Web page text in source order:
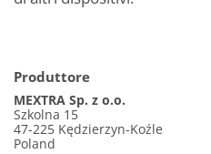
Produttore
MEXTRA Sp. z o.o.
Szkolna 15
47-225 Kędzierzyn-Koźle
Poland